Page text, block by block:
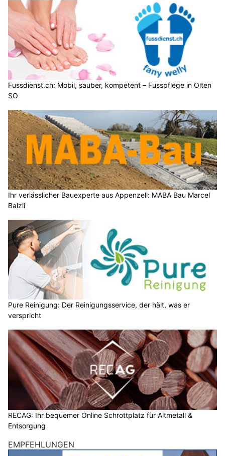
Fussdienst.ch: Mobil, sauber, kompetent – Fusspflege in Olten
SO
Ihr verlässlicher Bauexperte aus Appenzell: MABA Bau Marcel
Balzli
Pure Reinigung: Der Reinigungsservice, der hält, was er
verspricht
RECAG: Ihr bequemer Online Schrottplatz für Altmetall &
Entsorgung
EMPFEHLUNGEN